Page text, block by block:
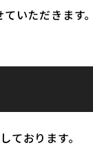
いただきます。
おります。